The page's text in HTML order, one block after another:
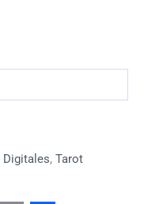
Digitales, Tarot